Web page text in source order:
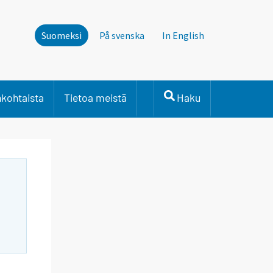
Suomeksi På svenska In English
Tietoa meistä Haku